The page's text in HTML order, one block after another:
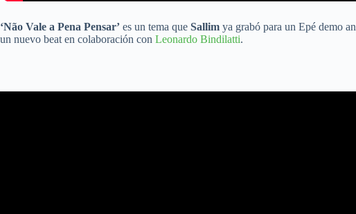
‘Não Vale a Pena Pensar’ es un tema que Sallim ya grabó para un Epé demo
un nuevo beat en colaboración con Leonardo Bindilatti.